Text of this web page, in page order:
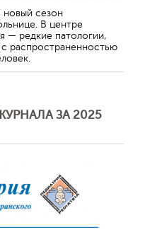
новый сезон
В центре
— редкие патологии,
распространенностью
ЗА 2025